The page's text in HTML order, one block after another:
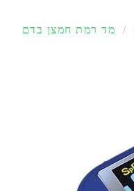
/ מד רמת חמצן בדם